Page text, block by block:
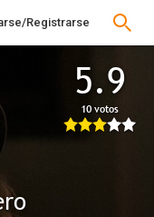
Registrarse
5.9
10 votos